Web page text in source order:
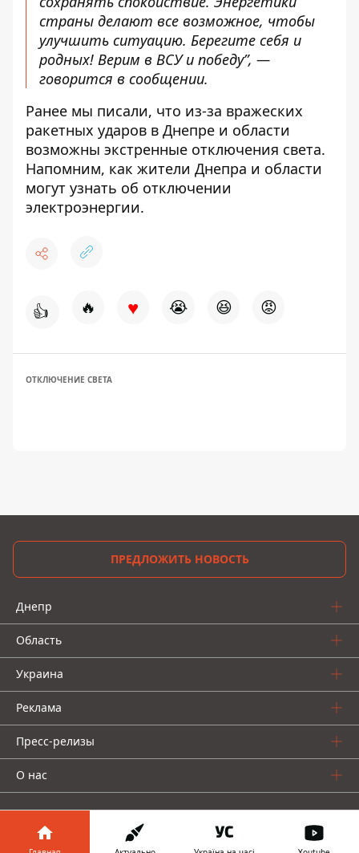
страны делают все возможное, чтобы
улучшить ситуацию. Берегите себя и
родных! Верим в ВСУ и победу”, —
говорится в сообщении.
Ранее мы писали, что из-за вражеских
ракетных ударов в Днепре и области
возможны экстренные отключения света.
Напомним, как жители Днепра и области
могут узнать об отключении
электроэнергии.
👍 🔥 ♥ 😭 😆 😡
ОТКЛЮЧЕНИЕ СВЕТА
ПРЕДЛОЖИТЬ НОВОСТЬ
Днепр
Область
Украина
Реклама
Пресс-релизы
О нас